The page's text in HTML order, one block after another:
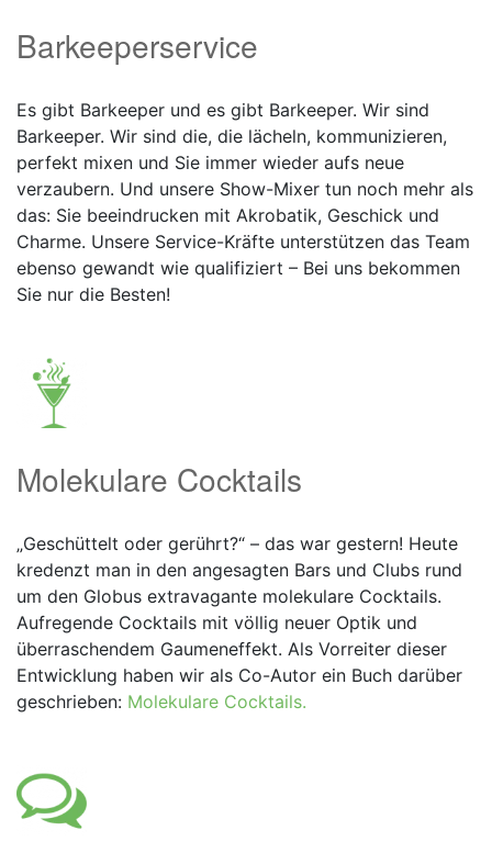
Barkeeperservice
Es gibt Barkeeper und es gibt Barkeeper. Wir sind
Barkeeper. Wir sind die, die lächeln, kommunizieren,
perfekt mixen und Sie immer wieder aufs neue
verzaubern. Und unsere Show-Mixer tun noch mehr als
das: Sie beeindrucken mit Akrobatik, Geschick und
Charme. Unsere Service-Kräfte unterstützen das Team
ebenso gewandt wie qualifiziert – Bei uns bekommen
Sie nur die Besten!
Molekulare Cocktails
„Geschüttelt oder gerührt?“ – das war gestern! Heute
kredenzt man in den angesagten Bars und Clubs rund
um den Globus extravagante molekulare Cocktails.
Aufregende Cocktails mit völlig neuer Optik und
überraschendem Gaumeneffekt. Als Vorreiter dieser
Entwicklung haben wir als Co-Autor ein Buch darüber
geschrieben: Molekulare Cocktails.